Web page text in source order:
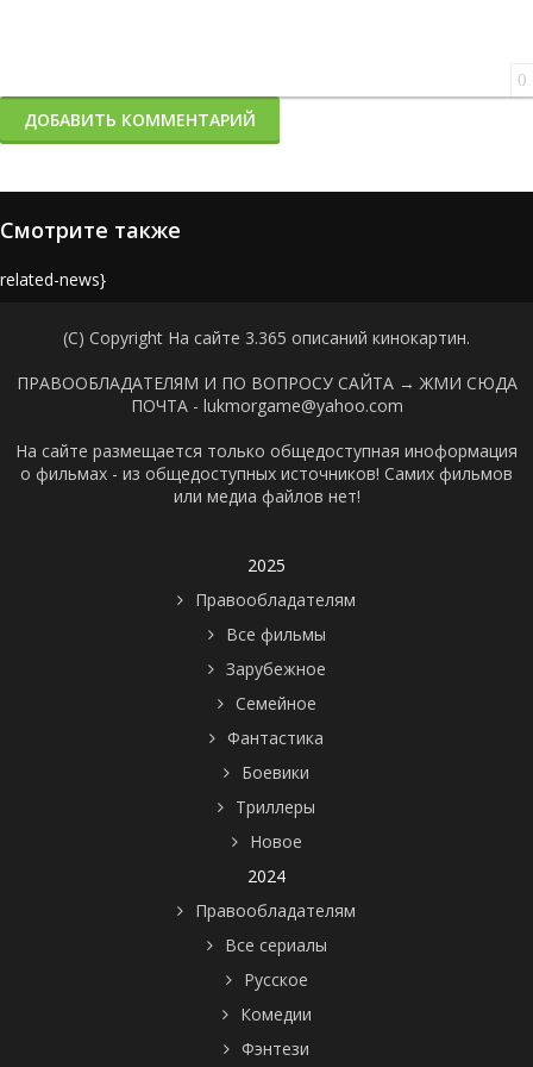
0
ДОБАВИТЬ КОММЕНТАРИЙ
Смотрите также
news}
(C) Copyright На сайте 3.365 описаний кинокартин.
ПРАВООБЛАДАТЕЛЯМ И ПО ВОПРОСУ САЙТА → ЖМИ СЮДА
ПОЧТА - lukmorgame@yahoo.com
На сайте размещается только общедоступная иноформация
о фильмах - из общедоступных источников! Самих фильмов
или медиа файлов нет!
2025
Правообладателям
Все фильмы
Зарубежное
Семейное
Фантастика
Боевики
Триллеры
Новое
2024
Правообладателям
Все сериалы
Русское
Комедии
Фэнтези